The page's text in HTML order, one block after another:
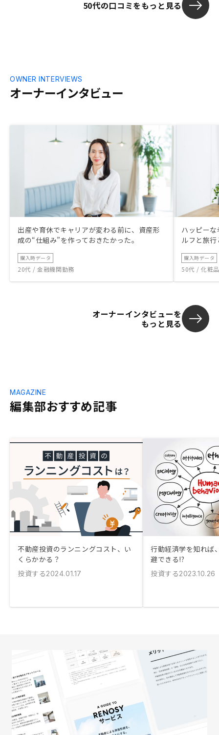
50代の口コミをもっと見る
オーナーインタビュー
OWNER INTERVIEWS
出産や育休でキャリアが変わる前に、資産形
成の“仕組み”を作っておきたかった。
購入時データ
20代 / 金融機関勤務
ハッピー
ルフと旅
購入時データ
50代 / 化粧
オーナーインタビューを
もっと見る
編集部おすすめ記事
MAGAZINE
不動産投資のランニングコスト、い
くらかかる？
投資する2024.01.17
行動経済学を知れば
避できる!?
投資する2023.10.26